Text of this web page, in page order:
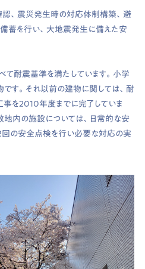
、震災発生時の対応体制構築、避
蓄を行い、大地震発生に備えた安
て耐震基準を満たしています。小学
す。それ以前の建物に関しては、耐
を2010年度までに完了していま
地内の施設については、日常的な安
回の安全点検を行い必要な対応の実